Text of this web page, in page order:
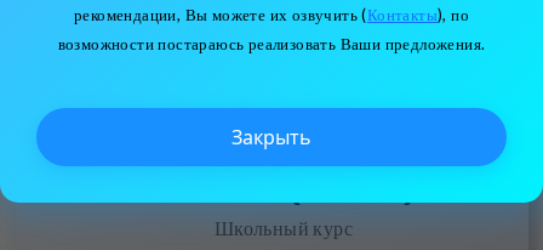
Онлайн генератор заданий по
Школьный курс
рекомендации, Вы можете их озвучить (Контакты), по
возможности постараюсь реализовать Ваши предложения.
Закрыть